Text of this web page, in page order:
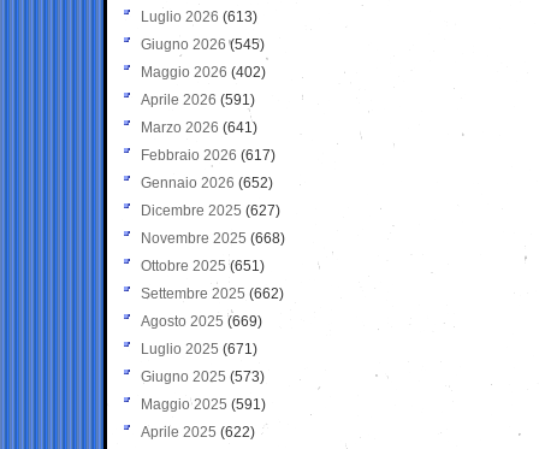
Luglio 2026 (613)
Giugno 2026 (545)
Maggio 2026 (402)
Aprile 2026 (591)
Marzo 2026 (641)
Febbraio 2026 (617)
Gennaio 2026 (652)
Dicembre 2025 (627)
Novembre 2025 (668)
Ottobre 2025 (651)
Settembre 2025 (662)
Agosto 2025 (669)
Luglio 2025 (671)
Giugno 2025 (573)
Maggio 2025 (591)
Aprile 2025 (622)